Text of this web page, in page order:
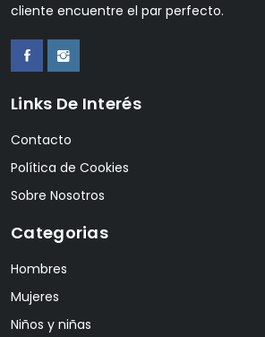
cliente encuentre el par perfecto.
Links De Interés
Contacto
Política de Cookies
Sobre Nosotros
Categorias
Hombres
Mujeres
Niños y niñas